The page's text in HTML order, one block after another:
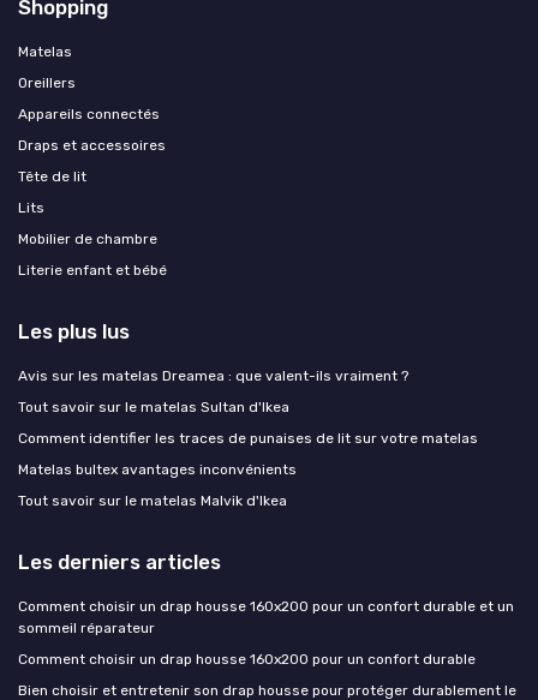
Shopping
Matelas
Oreillers
Appareils connectés
Draps et accessoires
Tête de lit
Lits
Mobilier de chambre
Literie enfant et bébé
Les plus lus
Avis sur les matelas Dreamea : que valent-ils vraiment ?
Tout savoir sur le matelas Sultan d'Ikea
Comment identifier les traces de punaises de lit sur votre matelas
Matelas bultex avantages inconvénients
Tout savoir sur le matelas Malvik d'Ikea
Les derniers articles
Comment choisir un drap housse 160x200 pour un confort durable et un
sommeil réparateur
Comment choisir un drap housse 160x200 pour un confort durable
Bien choisir et entretenir son drap housse pour protéger durablement le